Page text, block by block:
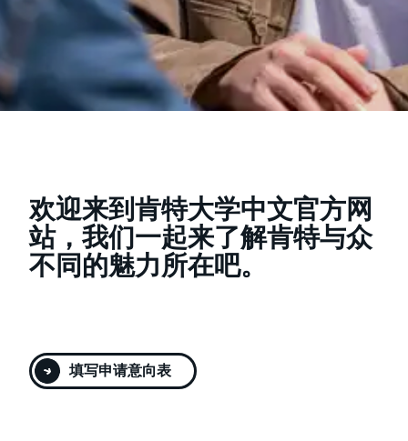
欢迎来到肯特大学中文官方网
站，我们一起来了解肯特与众
不同的魅力所在吧。
填写申请意向表